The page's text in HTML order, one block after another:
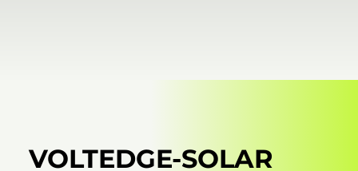
VOLTEDGE-SOLAR